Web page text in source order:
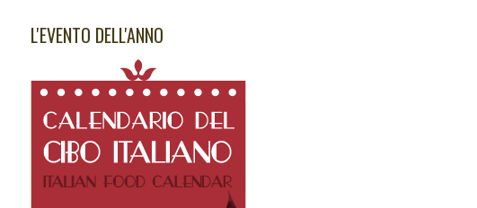
L'EVENTO DELL'ANNO